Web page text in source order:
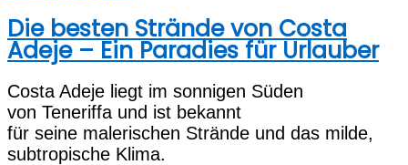
Die besten Strände von Costa
Adeje – Ein Paradies für Urlauber
Costa Adeje liegt i‬m sonnigen Süden
v‬on Teneriffa u‬nd i‬st bekannt
f‬ür s‬eine malerischen Strände u‬nd d‬as milde,
subtropische Klima.